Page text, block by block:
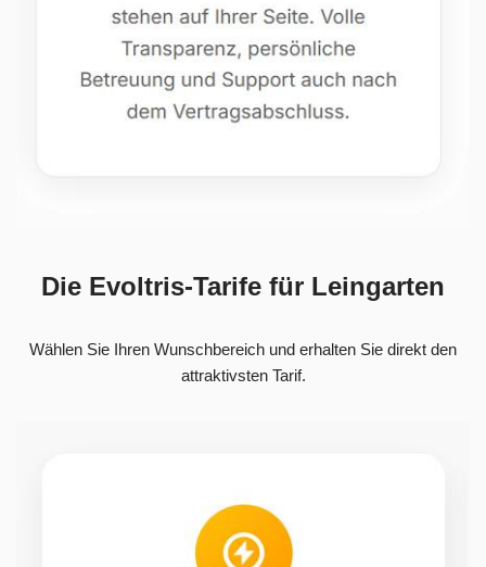
Die Evoltris-Tarife für Leingarten
Wählen Sie Ihren Wunschbereich und erhalten Sie direkt den
attraktivsten Tarif.